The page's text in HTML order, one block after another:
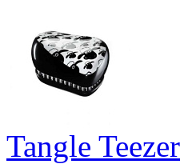
Tangle Teezer